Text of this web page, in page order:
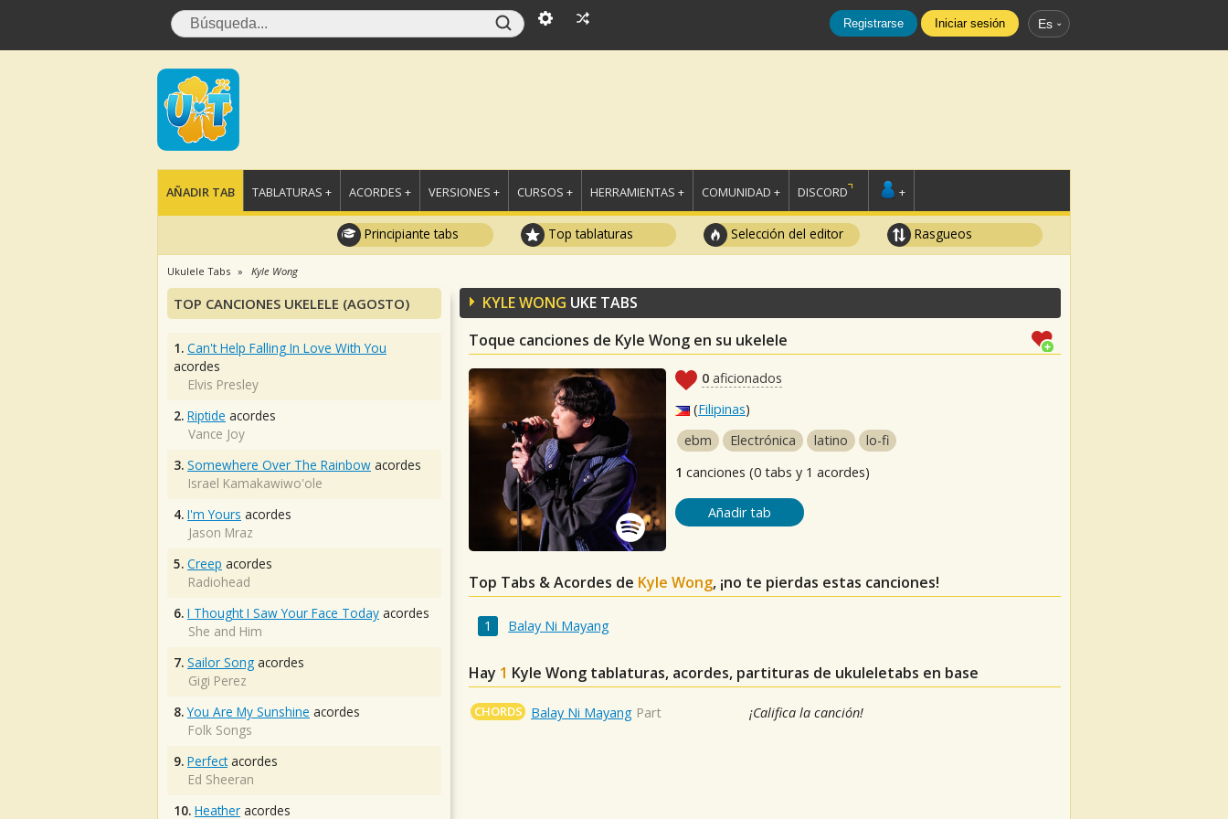
Registrarse Iniciar sesión Es
AÑADIR TAB TABLATURAS + ACORDES + VERSIONES + CURSOS + HERRAMIENTAS + COMUNIDAD + DISCORD +
Principiante tabs Top tablaturas Selección del editor Rasgueos
Ukulele Tabs Kyle Wong
KYLE WONG UKE TABS
Toque canciones de Kyle Wong en su ukelele
0 aficionados
(Filipinas)
ebm
Electrónica latino
lo-fi
1 canciones (0 tabs y 1 acordes)
Añadir tab
Top Tabs & Acordes de Kyle Wong, ¡no te pierdas estas canciones!
Balay Ni Mayang
Hay 1 Kyle Wong tablaturas, acordes, partituras de ukuleletabs en base
CHORDS Balay Ni Mayang Part ¡Califica la canción!
TOP CANCIONES UKELELE (AGOSTO)
1. Can't Help Falling In Love With You
acordes
Elvis Presley
2. Riptide acordes
Vance Joy
3. Somewhere Over The Rainbow acordes
Israel Kamakawiwo'ole
4. I'm Yours acordes
Jason Mraz
5. Creep acordes
Radiohead
6. I Thought I Saw Your Face Today acordes
She and Him
7. Sailor Song acordes
Gigi Perez
8. You Are My Sunshine acordes
Folk Songs
9. Perfectacordes
Ed Sheeran
10. Heather acordes